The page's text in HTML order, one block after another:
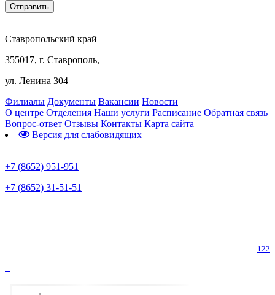
Ставропольский край
355017, г. Ставрополь,
ул. Ленина 304
Филиалы Документы Вакансии Новости
О центре Отделения Наши услуги Расписание Обратная связь
Вопрос-ответ Отзывы Контакты Карта сайта
Версия для слабовидящих
+7 (8652) 951-951
+7 (8652) 31-51-51
122